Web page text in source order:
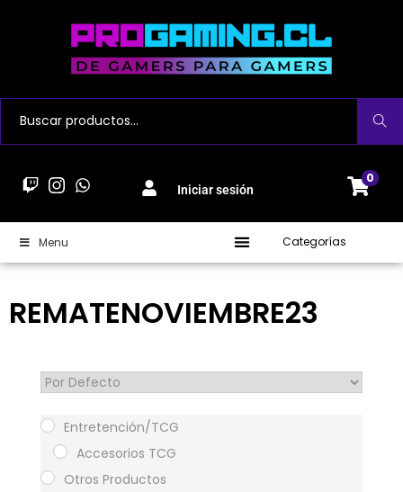
Buscar
Iniciar sesión
0
Menu Categorías
REMATENOVIEMBRE23
Sort Products
Entretención/TCG
Accesorios TCG
Otros Productos